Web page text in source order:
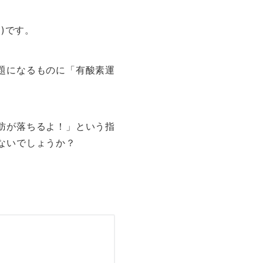
す。
になるものに「有酸素運
が落ちるよ！」という指
いでしょうか？